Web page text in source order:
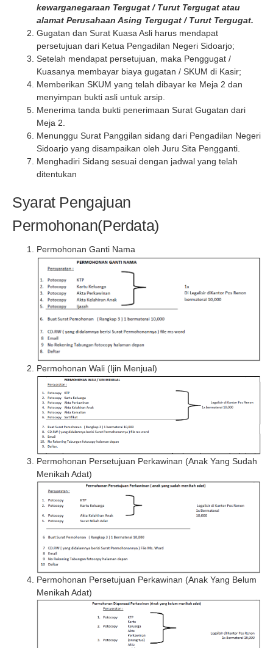
kewarganegaraan Tergugat / Turut Tergugat atau
alamat Perusahaan Asing Tergugat / Turut Tergugat.
Gugatan dan Surat Kuasa Asli harus mendapat
persetujuan dari Ketua Pengadilan Negeri Sidoarjo;
Setelah mendapat persetujuan, maka Penggugat /
Kuasanya membayar biaya gugatan / SKUM di Kasir;
Memberikan SKUM yang telah dibayar ke Meja 2 dan
menyimpan bukti asli untuk arsip.
Menerima tanda bukti penerimaan Surat Gugatan dari
Meja 2.
Menunggu Surat Panggilan sidang dari Pengadilan Negeri
Sidoarjo yang disampaikan oleh Juru Sita Pengganti.
Menghadiri Sidang sesuai dengan jadwal yang telah
ditentukan
Syarat Pengajuan
Permohonan(Perdata)
Permohonan Ganti Nama
Permohonan Wali (Ijin Menjual)
Permohonan Persetujuan Perkawinan (Anak Yang Sudah
Menikah Adat)
Permohonan Persetujuan Perkawinan (Anak Yang Belum
Menikah Adat)